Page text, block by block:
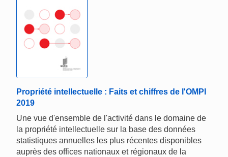
Propriété intellectuelle : Faits et chiffres de l'OMPI
2019
Une vue d'ensemble de l'activité dans le domaine de
la propriété intellectuelle sur la base des données
statistiques annuelles les plus récentes disponibles
auprès des offices nationaux et régionaux de la